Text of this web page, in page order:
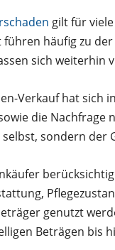
gilt für
häufig zu
sich weiterhin
Verkauf hat sich
die
sondern der
genutzt
Beträgen bis